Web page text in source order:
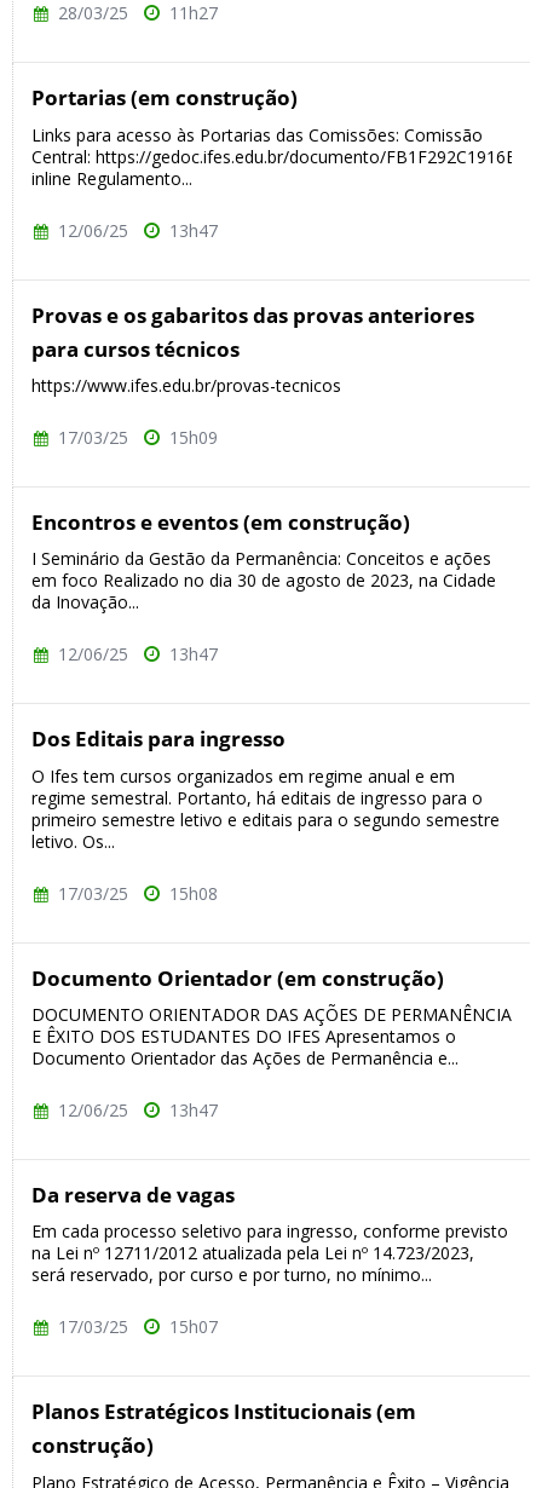
28/03/25 11h27
Portarias (em construção)
Links para acesso às Portarias das Comissões: Comissão
Central: https://gedoc.ifes.edu.br/documento/
inline Regulamento...
12/06/25 13h47
Provas e os gabaritos das provas anteriores
para cursos técnicos
https://www.ifes.edu.br/provas-tecnicos
17/03/25 15h09
Encontros e eventos (em construção)
I Seminário da Gestão da Permanência: Conceitos e ações
em foco Realizado no dia 30 de agosto de 2023, na Cidade
da Inovação...
12/06/25 13h47
Dos Editais para ingresso
O Ifes tem cursos organizados em regime anual e em
regime semestral. Portanto, há editais de ingresso para o
primeiro semestre letivo e editais para o segundo semestre
letivo. Os...
17/03/25 15h08
Documento Orientador (em construção)
DOCUMENTO ORIENTADOR DAS AÇÕES DE PERMANÊNCIA
E ÊXITO DOS ESTUDANTES DO IFES Apresentamos o
Documento Orientador das Ações de Permanência e...
12/06/25 13h47
Da reserva de vagas
Em cada processo seletivo para ingresso, conforme previsto
na Lei nº 12711/2012 atualizada pela Lei nº 14.723/2023,
será reservado, por curso e por turno, no mínimo...
17/03/25 15h07
Planos Estratégicos Institucionais (em
construção)
Plano Estratégico de Acesso, Permanência e Êxito – Vigência